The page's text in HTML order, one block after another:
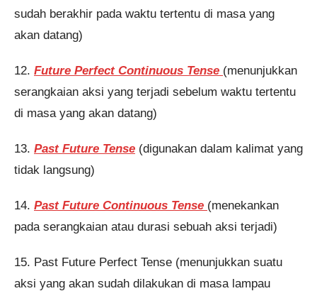
sudah berakhir pada waktu tertentu di masa yang
akan datang)
12. Future Perfect Continuous Tense (menunjukkan
serangkaian aksi yang terjadi sebelum waktu tertentu
di masa yang akan datang)
13. Past Future Tense (digunakan dalam kalimat yang
tidak langsung)
14. Past Future Continuous Tense (menekankan
pada serangkaian atau durasi sebuah aksi terjadi)
15. Past Future Perfect Tense (menunjukkan suatu
aksi yang akan sudah dilakukan di masa lampau